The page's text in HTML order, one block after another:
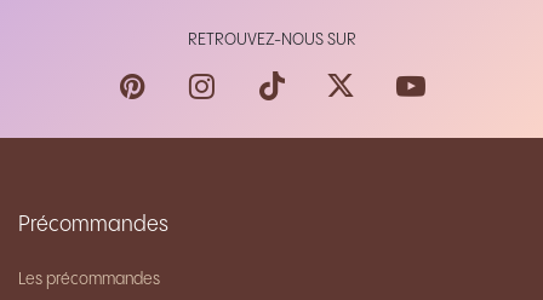
​RETROUVEZ-NOUS SUR
Précommandes
Les précommandes